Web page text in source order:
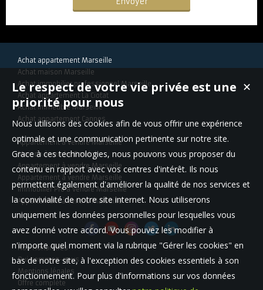
Achat appartement Marseille
Achat maison Marseille
Achat immobilier professionnel Marseille
Achat appartement La Ciotat
Achat immeuble Marseille
Achat appartement Cannes
Appartement à vendre Marseille
Maison à vendre Bandol
Appartement à vendre Marseille
Appartement à vendre Marseille
Immobilier Pro à vendre Marseille
Appartement à vendre Marseille
Nos Honoraires
Qui sommes-nous
Mentions légales
Offre complète
✕
Le respect de votre vie privée est une
priorité pour nous
Nous utilisons des cookies afin de vous offrir une expérience
optimale et une communication pertinente sur notre site.
Grace à ces technologies, nous pouvons vous proposer du
contenu en rapport avec vos centres d'intérêt. Ils nous
permettent également d'améliorer la qualité de nos services et
la convivialité de notre site internet. Nous utiliserons
uniquement les données personnelles pour lesquelles vous
avez donné votre accord. Vous pouvez les modifier à
n'importe quel moment via la rubrique "Gérer les cookies" en
bas de notre site, à l'exception des cookies essentiels à son
fonctionnement. Pour plus d'informations sur vos données